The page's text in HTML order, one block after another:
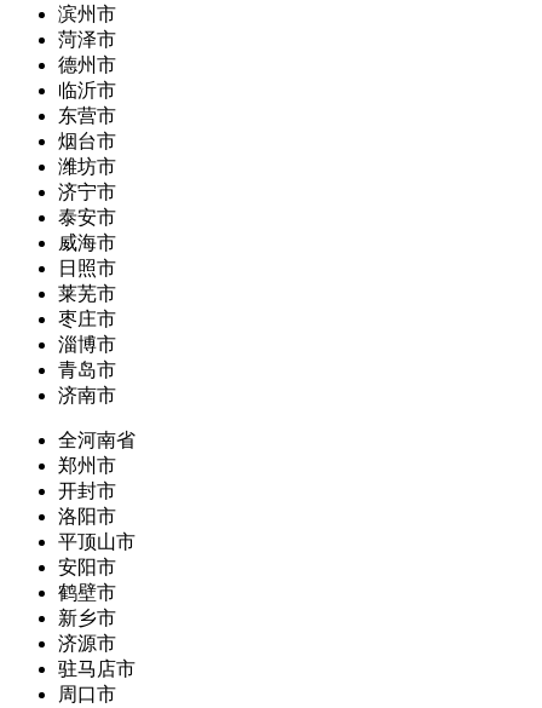
滨州市
菏泽市
德州市
临沂市
东营市
烟台市
潍坊市
济宁市
泰安市
威海市
日照市
莱芜市
枣庄市
淄博市
青岛市
济南市
全河南省
郑州市
开封市
洛阳市
平顶山市
安阳市
鹤壁市
新乡市
济源市
驻马店市
周口市